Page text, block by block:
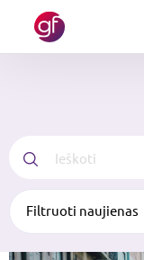
Filtruoti naujienas